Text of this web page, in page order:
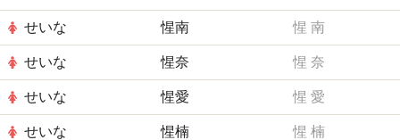
せいな 惺南 惺 南
せいな 惺奈 惺 奈
せいな 惺愛 惺 愛
せいな 惺楠 惺 楠